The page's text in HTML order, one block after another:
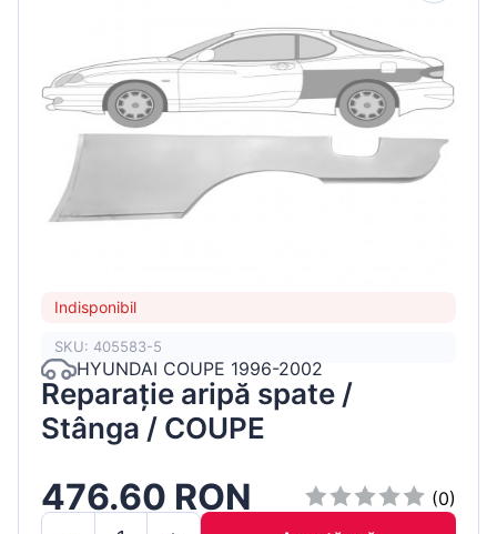
Indisponibil
SKU: 405583-5
HYUNDAI COUPE 1996-2002
Reparație aripă spate /
Stânga / COUPE
476.60 RON
(0)